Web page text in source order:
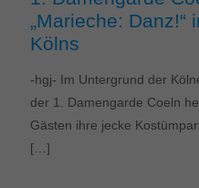
„Marieche: Danz!“
Kölns
-hgj- Im Untergrund der
der 1. Damengarde Coeln
Gästen ihre jecke
[…]